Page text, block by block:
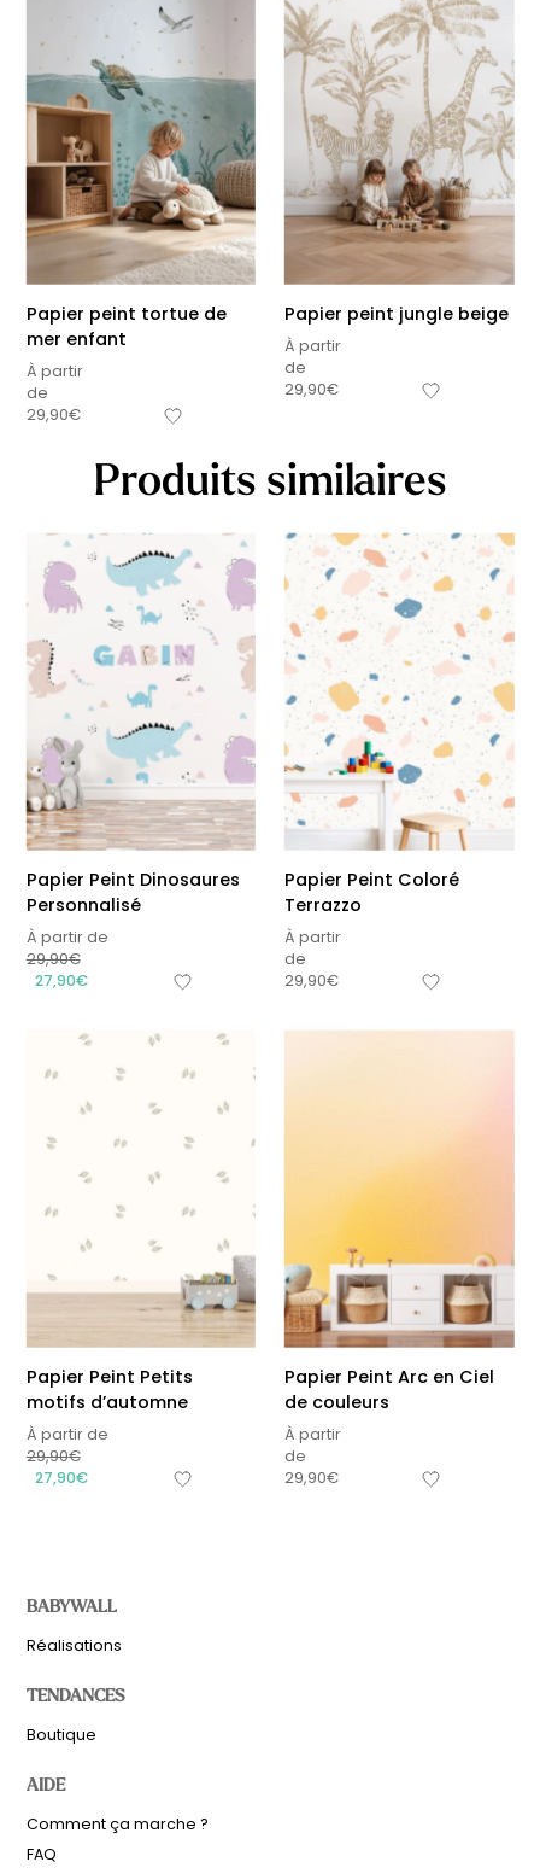
Papier peint tortue de
mer enfant
À partir
de
29,90€
Papier peint jungle beige
À partir
de
29,90€
Produits similaires
Papier Peint Dinosaures
Personnalisé
À partir de
29,90€
27,90€
Papier Peint Coloré
Terrazzo
À partir
de
29,90€
Papier Peint Petits
motifs d’automne
À partir de
29,90€
27,90€
Papier Peint Arc en Ciel
de couleurs
À partir
de
29,90€
BABYWALL
Réalisations
TENDANCES
Boutique
AIDE
Comment ça marche ?
FAQ